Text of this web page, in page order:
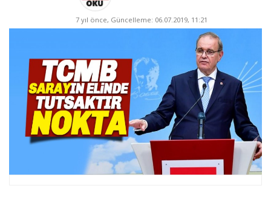
7 yıl önce, Güncelleme: 06.07.2019, 11:21